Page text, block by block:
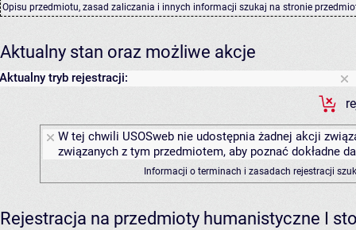
Opisu przedmiotu, zasad zaliczania i innych informacji szukaj na stronie
Aktualny stan oraz możliwe akcje
Aktualny tryb rejestracji:
W tej chwili USOSweb nie udostępnia żadnej akcji
związanych z tym przedmiotem, aby poznać dokładne
Informacji o terminach i zasadach rejestracji
Rejestracja na przedmioty humanistyczne I